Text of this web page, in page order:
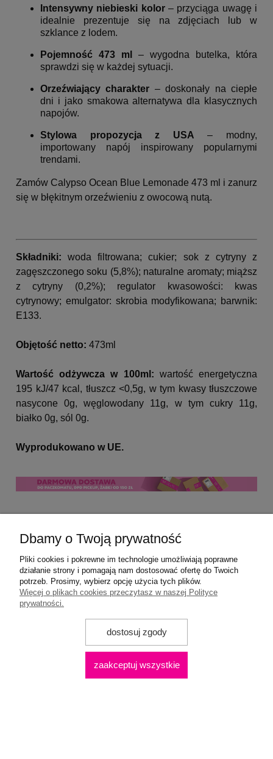
Intensywny niebieski kolor– przyciąga uwagę i
idealnie prezentuje się na zdjęciach lub w
szklance z lodem.
Pojemność 473 ml
– wygodna butelka, która
sprawdzi się w każdej sytuacji.
Orzeźwiający charakter – doskonały na ciepłe
dni i jako smakowa alternatywa dla klasycznych
napojów.
Stylowa propozycja z USA – modny,
importowany napój inspirowany popularnymi
trendami.
Zamów Calypso Ocean Blue Lemonade 473 ml i zanurz
się w błękitnym orzeźwieniu z owocową nutą.
Składniki: woda filtrowana; cukier; sok z cytryny z
zagęszczonego soku (5,8%); naturalne aromaty; miąższ
z cytryny (0,2%); regulator kwasowości: kwas
cytrynowy; emulgator: skrobia modyfikowana; barwnik:
E133.
Objętość netto: 473ml
Wartość odżywcza w 100ml: wartość energetyczna
195 kJ/47 kcal, tłuszcz <0,5g, w tym kwasy tłuszczowe
nasycone 0g, węglowodany 11g, w tym cukry 11g,
białko 0g, sól 0g.
Wyprodukowano w UE.
Moje konto
Płatności i dostawa
Informacje
O nas
Praca
Dbamy o Twoją prywatność
Pliki cookies i pokrewne im technologie umożliwiają poprawne
działanie strony i pomagają nam dostosować ofertę do Twoich
potrzeb. Prosimy, wybierz opcję użycia tych plików.
Więcej o plikach cookies przeczytasz w naszej Polityce
prywatności.
dostosuj zgody
zaakceptuj wszystkie